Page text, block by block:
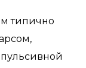
типично